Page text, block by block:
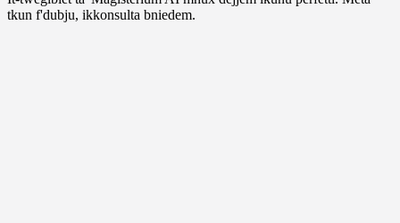
tkun f'dubju, ikkonsulta bniedem.